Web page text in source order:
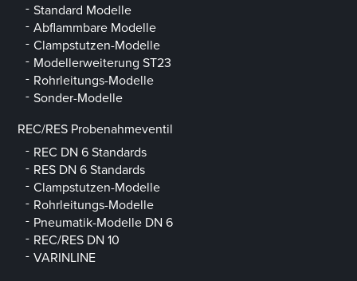
Standard Modelle
Abflammbare Modelle
Clampstutzen-Modelle
Modellerweiterung ST23
Rohrleitungs-Modelle
Sonder-Modelle
REC/RES Probenahmeventil
REC DN 6 Standards
RES DN 6 Standards
Clampstutzen-Modelle
Rohrleitungs-Modelle
Pneumatik-Modelle DN 6
REC/RES DN 10
VARINLINE